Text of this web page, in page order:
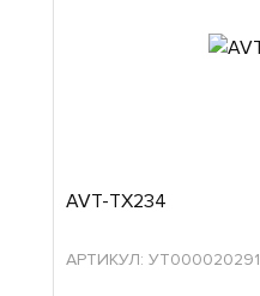
AVT-TX234
АРТИКУЛ: УТ000020291